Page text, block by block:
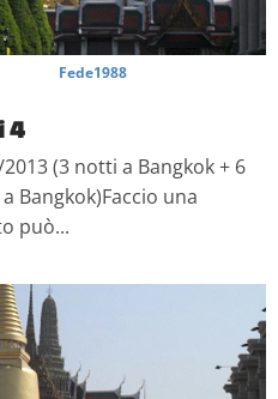
Fede1988
4
(3 notti a Bangkok + 6
Bangkok)Faccio una
può...